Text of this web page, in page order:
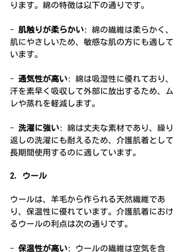
ります。綿の特徴は以下の通りです。
- 肌触りが柔らかい: 綿の繊維は柔らかく、
肌にやさしいため、敏感な肌の方にも適して
います。
- 通気性が高い: 綿は吸湿性に優れており、
汗を素早く吸収して外部に放出するため、ム
レや蒸れを軽減します。
- 洗濯に強い: 綿は丈夫な素材であり、繰り
返しの洗濯にも耐えるため、介護肌着として
長期間使用するのに適しています。
2. ウール
ウールは、羊毛から作られる天然繊維であ
り、保温性に優れています。介護肌着におけ
るウールの利点は次の通りです。
- 保温性が高い: ウールの繊維は空気を含